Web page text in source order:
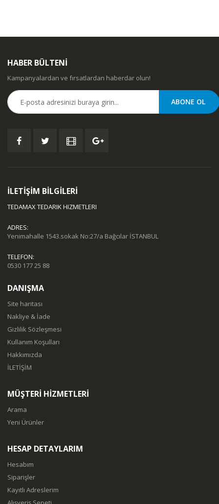
HABER BÜLTENİ
Kampanyalardan ve fırsatlardan haberdar olun!
İLETİŞİM BİLGİLERİ
TEDAMAX TEDARIK HIZMETLERI
ADRES:
Yenimahalle 1543.sokak No:27/a Bağcılar İSTANBUL
TELEFON:
0530 177 25 88
DANIŞMA
Site haritası
Nakliye & İade
Gizlilik Sözleşmesi
Kullanım Koşulları
Hakkımızda
İLETİŞİM
MÜŞTERİ HİZMETLERİ
Arama
Yeni Ürünler
HESAP DETAYLARIM
Hesabım
Siparişler
Kayıtlı Adreslerim